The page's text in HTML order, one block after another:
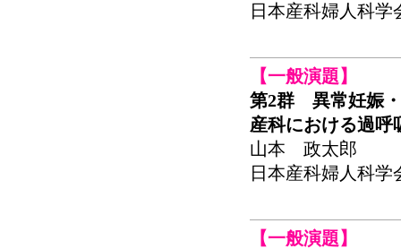
日本産科婦人科学
【一般演題】
第2群 異常妊娠
産科における過呼
山本 政太郎
日本産科婦人科学
【一般演題】